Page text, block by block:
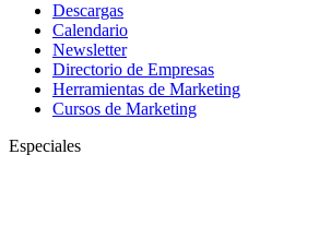
Descargas
Calendario
Newsletter
Directorio de Empresas
Herramientas de Marketing
Cursos de Marketing
Especiales